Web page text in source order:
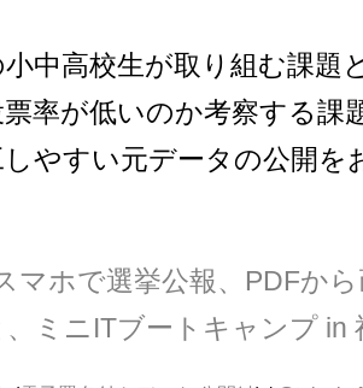
中高校生が取り組む課題
率が低いのか考察する課
しやすい元データの公開を
マホで選挙公報、PDFか
ミニITブートキャンプ in